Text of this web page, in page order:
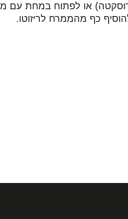
או לפתוח במחת עם
כף מהממרח לריזוטו.